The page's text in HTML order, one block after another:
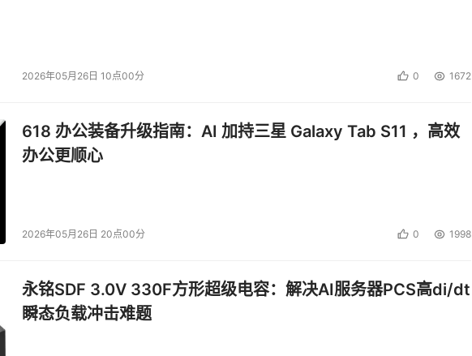
2026年05月26日 10点00分 0 1672
618 办公装备升级指南：AI 加持三星 Galaxy Tab S11 ，高效
办公更顺心
2026年05月26日 20点00分 0 1998
永铭SDF 3.0V 330F方形超级电容：解决AI服务器PCS高di/dt
瞬态负载冲击难题